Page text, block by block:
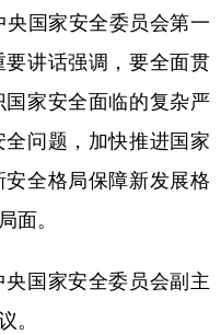
海南 重庆
青海 宁夏
黑龙江
国家安全委员会第一
讲话强调，要全面贯
家安全面临的复杂严
问题，加快推进国家
全格局保障新发展格
面。
国家安全委员会副主
。